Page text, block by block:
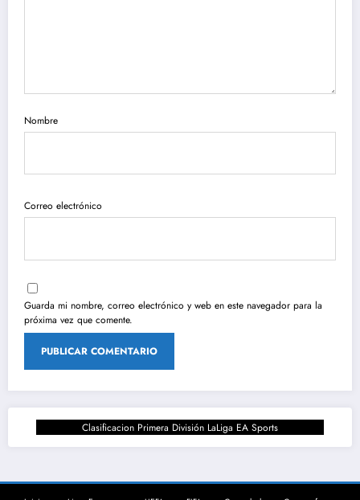
Nombre
Correo electrónico
Guarda mi nombre, correo electrónico y web en este navegador para la
próxima vez que comente.
Clasificacion Primera División LaLiga EA Sports